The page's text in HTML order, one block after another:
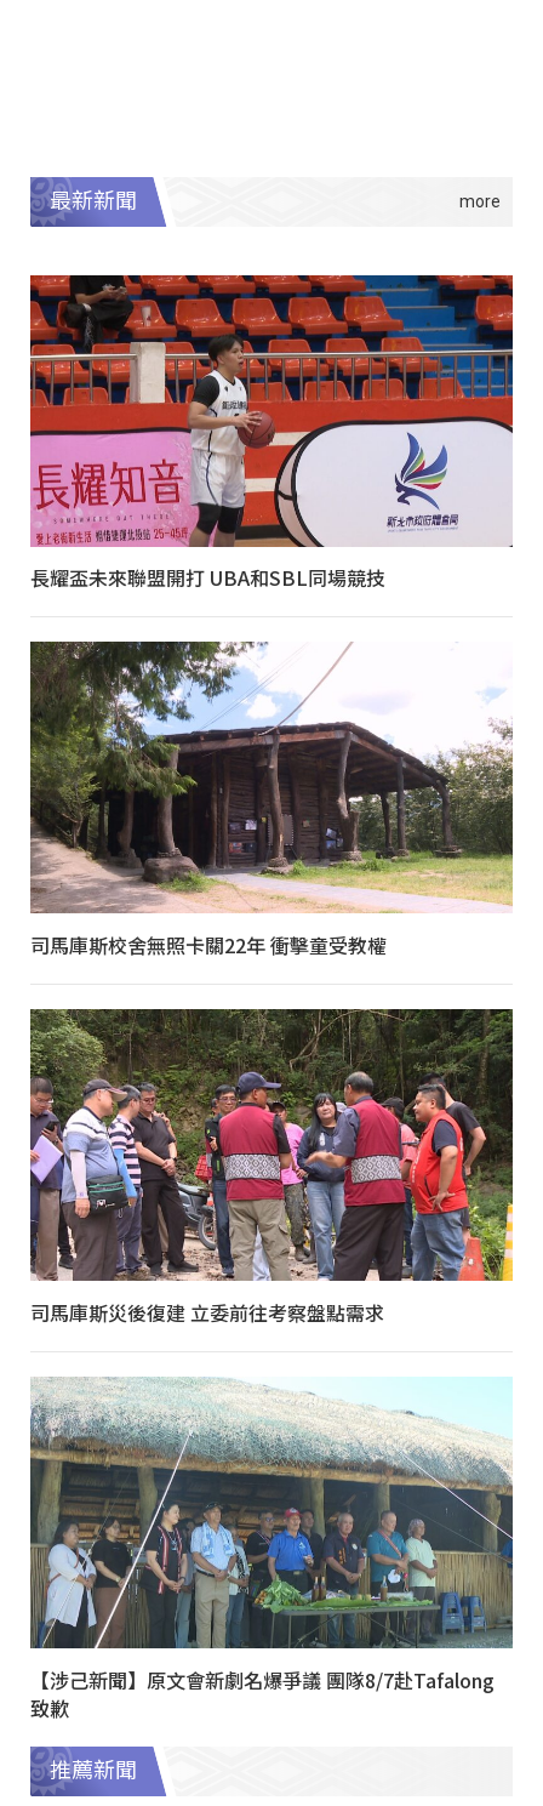
最新新聞
長耀盃未來聯盟開打 UBA和SBL同場競技
司馬庫斯校舍無照卡關22年 衝擊童受教權
司馬庫斯災後復建 立委前往考察盤點需求
【涉己新聞】原文會新劇名爆爭議 團隊8/7赴Tafalong
致歉
推薦新聞